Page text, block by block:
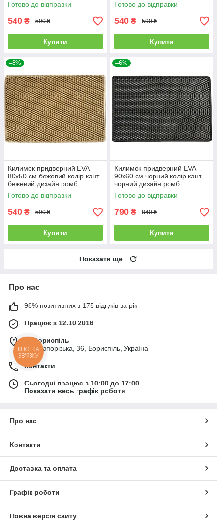
Готово до відправки
540 ₴ 590 ₴
Купити
Готово до відправки
540 ₴ 590 ₴
Купити
–8%
Килимок придверний EVA
80х50 см бежевий колір кант
бежевий дизайн ромб
Готово до відправки
540 ₴ 590 ₴
Купити
–6%
Килимок придверний EVA
90х60 см чорний колір кант
чорний дизайн ромб
Готово до відправки
790 ₴ 840 ₴
Купити
Показати ще
Про нас
98% позитивних з 175 відгуків за рік
Працює з 12.10.2016
м. Бориспіль
вул. Запорізька, 36, Бориспіль, Україна
Контакти
Сьогодні працює з 10:00 до 17:00
Показати весь графік роботи
Про нас
Контакти
Доставка та оплата
Графік роботи
Повна версія сайту
КНОПКА
ЗВ'ЯЗКУ